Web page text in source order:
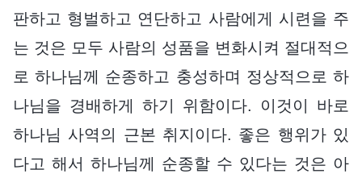
판하고 형벌하고 연단하고 사람에게 시련을 주
는 것은 모두 사람의 성품을 변화시켜 절대적으
로 하나님께 순종하고 충성하며 정상적으로 하
나님을 경배하게 하기 위함이다. 이것이 바로
하나님 사역의 근본 취지이다. 좋은 행위가 있
다고 해서 하나님께 순종할 수 있다는 것은 아